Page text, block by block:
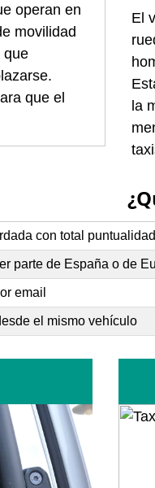
operan en
movilidad
que
que el
El
la
con total puntualidad
parte de España o de
email
el mismo vehículo